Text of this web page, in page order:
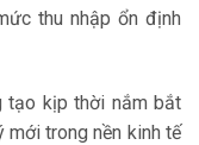
thu nhập ổn định
tạo kịp thời nắm bắt
mới trong nền kinh tế